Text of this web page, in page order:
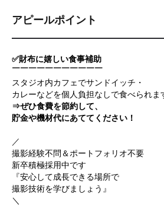
アピールポイント
✅財布に嬉しい食事補助
￣￣￣￣￣￣￣￣￣￣￣
スタジオ内カフェでサンドイッチ・
カレーなどを個人負担なしで食べられま
⇒ぜひ食費を節約して、
貯金や機材代にあててください！
／
撮影経験不問＆ポートフォリオ不要
新卒積極採用中です
『安心して成長できる場所で
撮影技術を学びましょう』
＼